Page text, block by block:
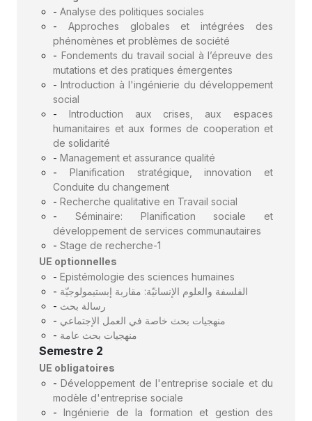
- Analyse des politiques sociales
- Approches globales et intégrées des
phénomènes et problèmes de société
- Fondements du travail social à l’épreuve des
mutations et des pratiques émergentes
-Introduction à l'ingénierie du développement
social
- Introduction aux crises, aux espaces
humanitaires et aux formes de cooperation et
de solidarité
- Management et assurance qualité
- Planification stratégique, innovation et
Conduite du changement
- Recherche qualitative en Travail social
- Séminaire: Planification sociale et
développement de services communautaires
- Stage de recherche-1
UE optionnelles
- Epistémologie des sciences humaines
- الفلسفة والعلوم الإنسانيّة: مقاربة إبستيمولوجيّة
- رسالة بحث
- منهجيات بحث خاصة في العمل الإجتماعي
- منهجيات بحث عامة
Semestre 2
UE obligatoires
-Développement de l'entreprise sociale et du
modèle d'entreprise sociale
-Ingénierie de la formation et gestion des